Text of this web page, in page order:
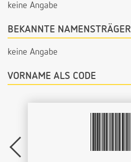
keine Angabe
BEKANNTE NAMENSTRÄGER
keine Angabe
VORNAME ALS CODE